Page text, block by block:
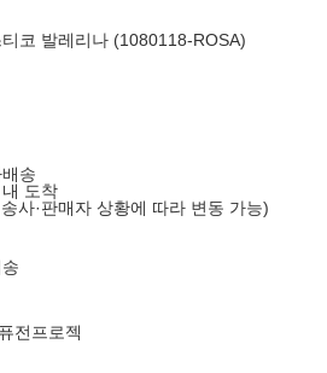
코 발레리나 (1080118-ROSA)
송
도착
사·판매자 상황에 따라 변동 가능)
전프로젝